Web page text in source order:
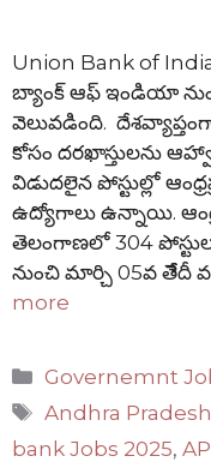
Union Bank of
బ్యాంక్ ఆఫ్ ఇండియా
వెలువడింది.
కోసం దరఖాస్తులను
విడుదలైన పోస్టుల్లో
ఉద్యోగాలు ఉన్నాయి.
తెలంగాణలో 304
నుంచి మార్చి 05వ తేేదీ
more
Categories
Governemnt
Tags
Andhra
bank Jobs 2025,